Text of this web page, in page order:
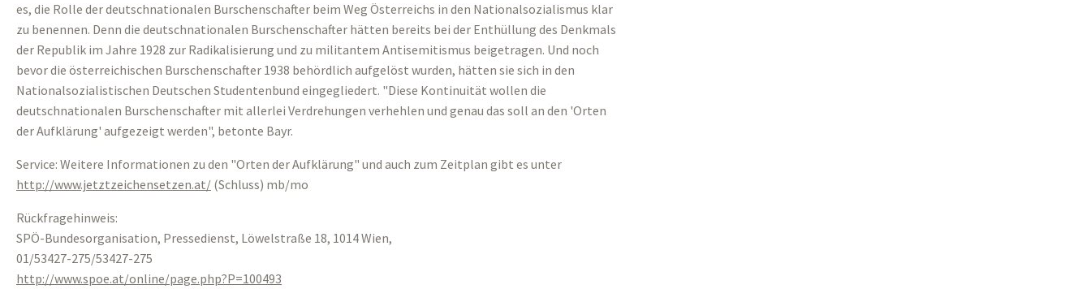
es, die Rolle der deutschnationalen Burschenschafter beim Weg Österreichs in den Nationalsozialismus klar
zu benennen. Denn die deutschnationalen Burschenschafter hätten bereits bei der Enthüllung des Denkmals
der Republik im Jahre 1928 zur Radikalisierung und zu militantem Antisemitismus beigetragen. Und noch
bevor die österreichischen Burschenschafter 1938 behördlich aufgelöst wurden, hätten sie sich in den
Nationalsozialistischen Deutschen Studentenbund eingegliedert. "Diese Kontinuität wollen die
deutschnationalen Burschenschafter mit allerlei Verdrehungen verhehlen und genau das soll an den 'Orten
der Aufklärung' aufgezeigt werden", betonte Bayr.
Service: Weitere Informationen zu den "Orten der Aufklärung" und auch zum Zeitplan gibt es unter
http://www.jetztzeichensetzen.at/ (Schluss) mb/mo
Rückfragehinweis:
SPÖ-Bundesorganisation, Pressedienst, Löwelstraße 18, 1014 Wien,
01/53427-275/53427-275
http://www.spoe.at/online/page.php?P=100493